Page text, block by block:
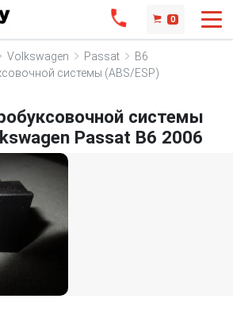
0
Volkswagen Passat
B6
системы (ABS/ESP)
системы
Passat B6 2006